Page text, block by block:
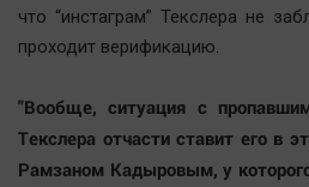
что “инстаграм” Текслера не
проходит верификацию.
"Вообще, ситуация с
Текслера отчасти ставит его в
Рамзаном Кадыровым, у